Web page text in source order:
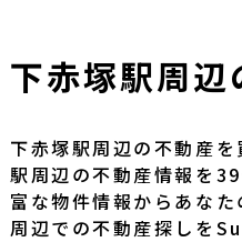
下赤塚駅周
下赤塚駅周辺の不動産
駅周辺の不動産情報を
富な物件情報からあな
周辺での不動産探しを